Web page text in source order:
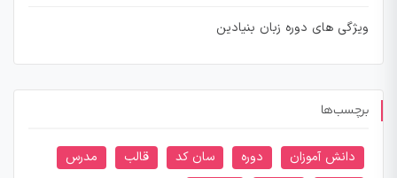
ویژگی های دوره زبان بنیادین
برچسب‌ها
دانش آموزان دوره سان کد قالب
مدرس